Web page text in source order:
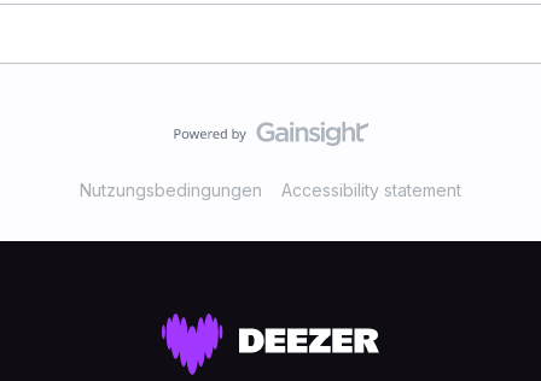
Nutzungsbedingungen Accessibility statement